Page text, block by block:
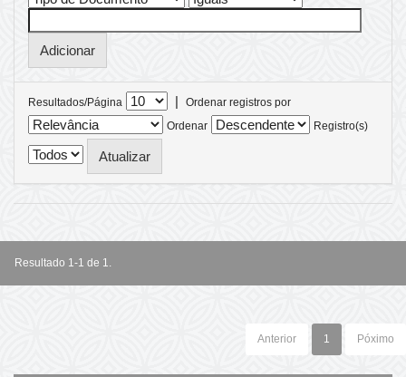
Resultados/Página |
Ordenar registros por
Ordenar
Registro(s)
Resultado 1-1 de 1.
Anterior 1 Póximo